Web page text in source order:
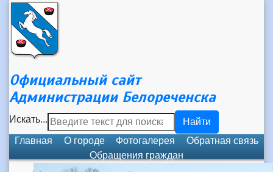
Официальный сайт
Администрации Белореченска
Искать...
Найти
Главная
О городе Фотогалерея
Обратная связь
Обращения граждан